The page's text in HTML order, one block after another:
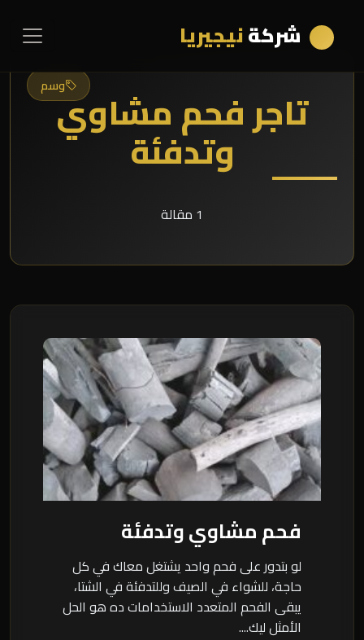
شركةنيجيريا
وسمتاجر فحم مشاوي
وتدفئة
1 مقالة
فحم مشاوي وتدفئة
لو بتدور على فحم واحد يشتغل معاك في كل
حاجة، للشواء في الصيف وللتدفئة في الشتا،
يبقى الفحم المتعدد الاستخدامات ده هو الحل
الأمثل ليك....